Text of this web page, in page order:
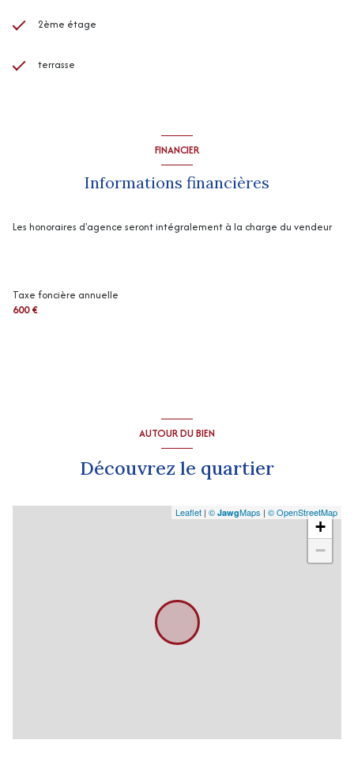
2ème étage
terrasse
FINANCIER
Informations financières
Les honoraires d'agence seront intégralement à la charge du vendeur
Taxe foncière annuelle
600 €
AUTOUR DU BIEN
Découvrez le quartier
+
−
Leaflet | © JawgMaps | © OpenStreetMap